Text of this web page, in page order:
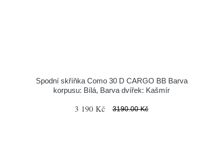
Spodní skříňka Como 30 D CARGO BB Barva
korpusu: Bílá, Barva dvířek: Kašmír
3 190 Kč 3190.00 Kč